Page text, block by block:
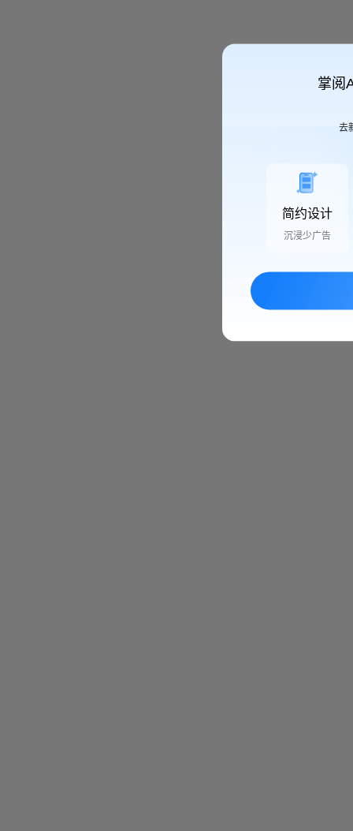
掌阅
去
简约设计
沉浸少广告